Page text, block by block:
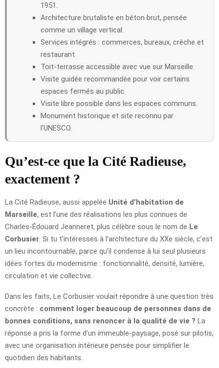
1951.
Architecture brutaliste en béton brut, pensée
comme un village vertical.
Services intégrés : commerces, bureaux, crèche et
restaurant.
Toit-terrasse accessible avec vue sur Marseille.
Visite guidée recommandée pour voir certains
espaces fermés au public.
Visite libre possible dans les espaces communs.
Monument historique et site reconnu par
l’UNESCO.
Qu’est-ce que la Cité Radieuse,
exactement ?
La Cité Radieuse, aussi appelée Unité d’habitation de
Marseille, est l’une des réalisations les plus connues de
Charles-Édouard Jeanneret, plus célèbre sous le nom de Le
Corbusier . Si tu t’intéresses à l’architecture du XXe siècle, c’est
un lieu incontournable, parce qu’il condense à lui seul plusieurs
idées fortes du modernisme : fonctionnalité, densité, lumière,
circulation et vie collective.
Dans les faits, Le Corbusier voulait répondre à une question très
concrète : comment loger beaucoup de personnes dans de
bonnes conditions, sans renoncer à la qualité de vie ? La
réponse a pris la forme d’un immeuble-paysage, posé sur pilotis,
avec une organisation intérieure pensée pour simplifier le
quotidien des habitants.